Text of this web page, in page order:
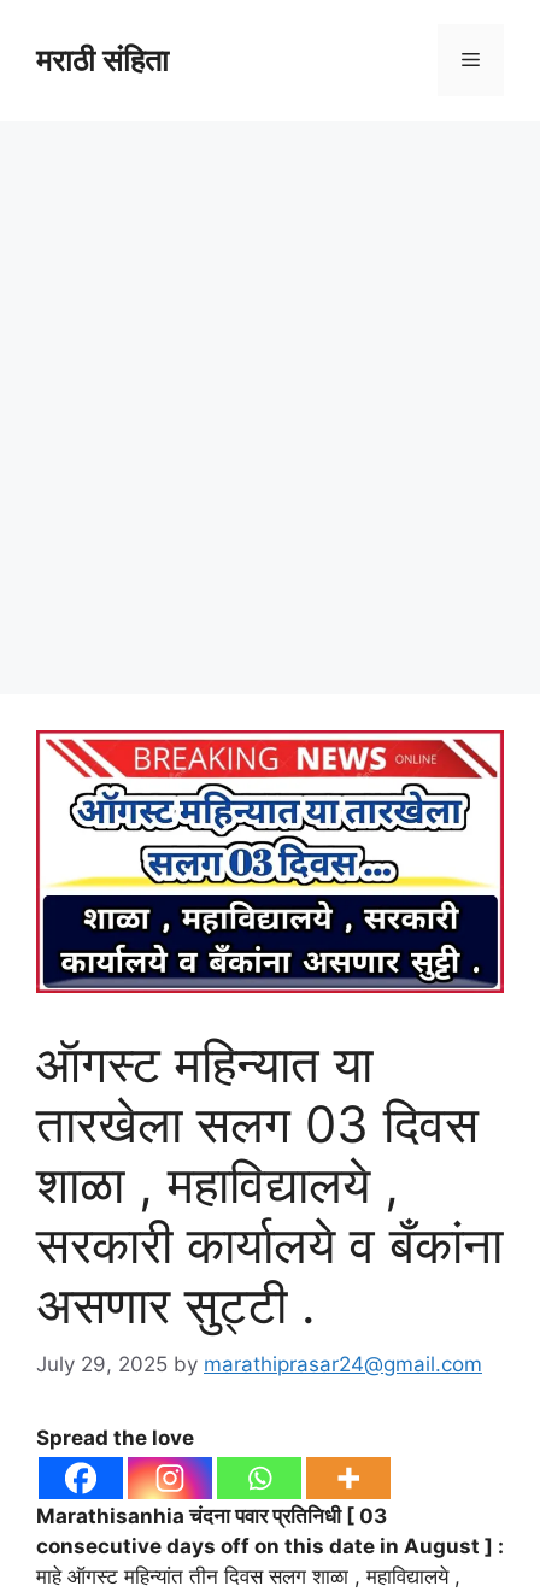
contentमराठी संहिता Menu
ऑगस्ट महिन्यात या
तारखेला सलग 03 दिवस
शाळा , महाविद्यालये ,
सरकारी कार्यालये व बँकांना
असणार सुट्टी .
July 29, 2025 by marathiprasar24@gmail.com
Spread the love
Marathisanhia चंदना पवार प्रतिनिधी [ 03
consecutive days off on this date in August ] :
माहे ऑगस्ट महिन्यांत तीन दिवस सलग शाळा , महाविद्यालये ,